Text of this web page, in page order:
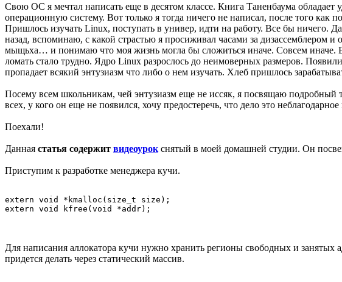
Свою ОС я мечтал написать еще в десятом классе. Книга Таненбаума
операционную систему. Вот только я тогда ничего не написал, после того
Пришлось изучать Linux, поступать в универ, идти на работу. Все бы ничего.
назад, вспоминаю, с какой страстью я просиживал часами за дизассемблером
мыщьха… и понимаю что моя жизнь могла бы сложиться иначе. Совсем
ломать стало трудно. Ядро Linux разрослось до неимоверных размеров.
пропадает всякий энтузиазм что либо о нем изучать. Хлеб пришлось
Посему всем школьникам, чей энтузиазм еще не иссяк, я посвящаю подробный
всех, у кого он еще не появился, хочу предостеречь, что дело это
Поехали!
Данная статья содержит видеоурок снятый в моей домашней студии. Он
Приступим к разработке менеджера кучи.
extern void *kmalloc(size_t size);
Для написания аллокатора кучи нужно хранить регионы свободных и занятых
придется делать через статический массив.